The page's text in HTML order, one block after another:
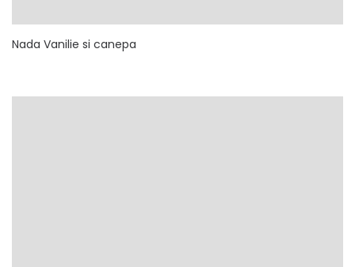
Nada Vanilie si canepa